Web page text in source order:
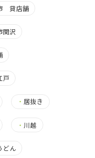
貸店舗
関沢
戸
・居抜き
・ 川越
ん